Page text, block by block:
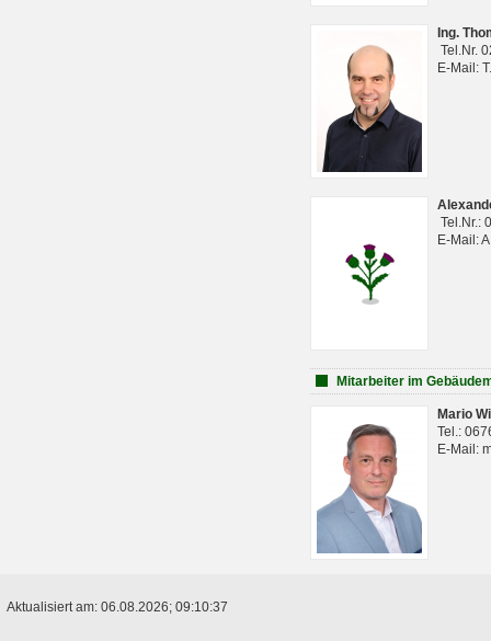
Ing.
Tel.Nr.
E-Mail:
Tel.Nr.:
E-Mail:
Mitarbeiter im
Mario
Tel.:
E-Mail:
Aktualisiert am: 06.08.2026; 09:10:37